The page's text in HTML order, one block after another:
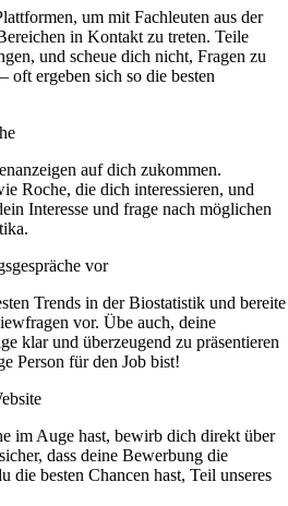
um mit Fachleuten aus der
in Kontakt zu treten. Teile
und scheue dich nicht, Fragen zu
oft ergeben sich so die besten
auf dich zukommen.
Roche, die dich interessieren, und
Interesse und frage nach möglichen
vor
Trends in der Biostatistik und bereite
vor. Übe auch, deine
klar und überzeugend zu präsentieren
Person für den Job bist!
im Auge hast, bewirb dich direkt über
dass deine Bewerbung die
die besten Chancen hast, Teil unseres